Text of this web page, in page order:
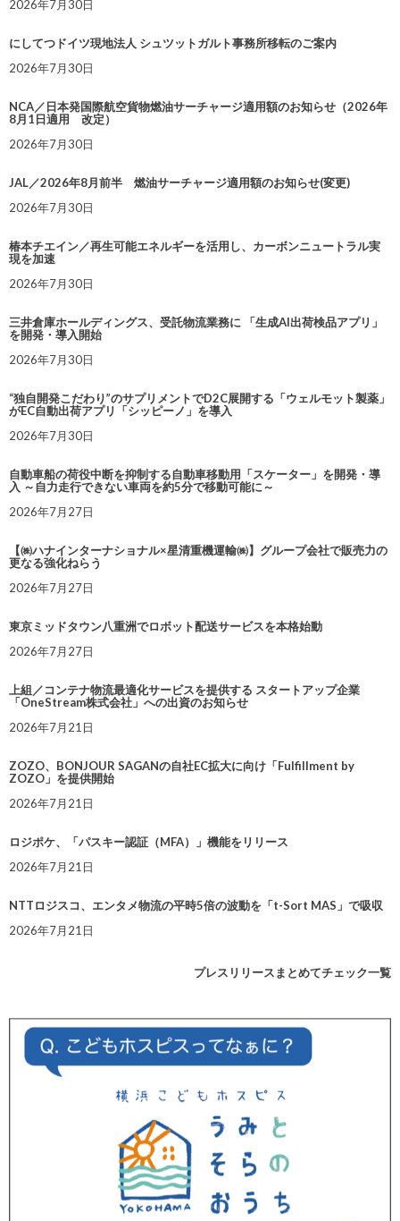
2026年7月30日
にしてつドイツ現地法人 シュツットガルト事務所移転のご案内
2026年7月30日
NCA／日本発国際航空貨物燃油サーチャージ適用額のお知らせ（2026年
8月1日適用 改定）
2026年7月30日
JAL／2026年8月前半 燃油サーチャージ適用額のお知らせ(変更)
2026年7月30日
椿本チエイン／再生可能エネルギーを活用し、カーボンニュートラル実
現を加速
2026年7月30日
三井倉庫ホールディングス、受託物流業務に 「生成AI出荷検品アプリ」
を開発・導入開始
2026年7月30日
“独自開発こだわり”のサプリメントでD2C展開する「ウェルモット製薬」
がEC自動出荷アプリ「シッピーノ」を導入
2026年7月30日
自動車船の荷役中断を抑制する自動車移動用「スケーター」を開発・導
入 ～自力走行できない車両を約5分で移動可能に～
2026年7月27日
【㈱ハナインターナショナル×星清重機運輸㈱】グループ会社で販売力の
更なる強化ねらう
2026年7月27日
東京ミッドタウン八重洲でロボット配送サービスを本格始動
2026年7月27日
上組／コンテナ物流最適化サービスを提供する スタートアップ企業
「OneStream株式会社」への出資のお知らせ
2026年7月21日
ZOZO、BONJOUR SAGANの自社EC拡大に向け「Fulfillment by
ZOZO」を提供開始
2026年7月21日
ロジポケ、「パスキー認証（MFA）」機能をリリース
2026年7月21日
NTTロジスコ、エンタメ物流の平時5倍の波動を「t-Sort MAS」で吸収
2026年7月21日
プレスリリースまとめてチェック一覧